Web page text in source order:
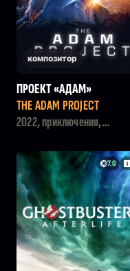
композитор
ПРОЕКТ «АДАМ»
THE ADAM PROJECT
2022, приключения,
7.0